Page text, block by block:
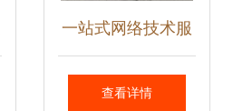
一站式网络技术服
务赋能室外金属隔
查看详情